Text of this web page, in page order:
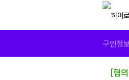
구인정
[협